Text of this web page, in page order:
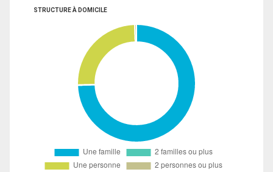
STRUCTURE À DOMICILE